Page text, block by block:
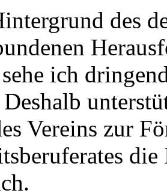
des
ich
Vereins zur